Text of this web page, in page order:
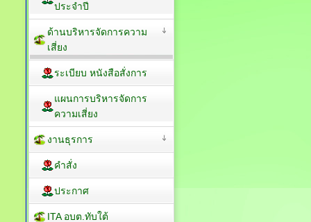
ประจำปี
ด้านบริหารจัดการความ
เสี่ยง
ระเบียบ หนังสือสั่งการ
แผนการบริหารจัดการ
ความเสี่ยง
งานธุรการ
คำสั่ง
ประกาศ
ITA อบต.ทับใต้